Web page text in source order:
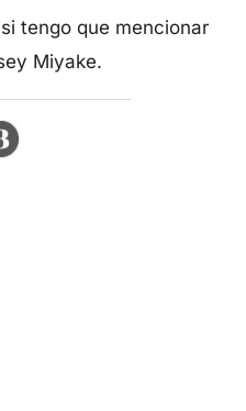
tengo que mencionar
Miyake.